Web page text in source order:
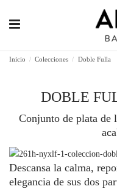
Inicio Colecciones Doble Fulla
DOBLE
Conjunto de plata de
Descansa la calma,
elegancia de sus dos